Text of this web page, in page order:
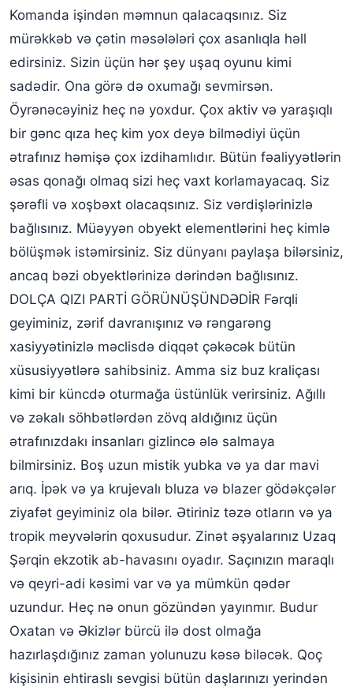
Komanda işindən məmnun qalacaqsınız. Siz
mürəkkəb və çətin məsələləri çox asanlıqla həll
edirsiniz. Sizin üçün hər şey uşaq oyunu kimi
sadədir. Ona görə də oxumağı sevmirsən.
Öyrənəcəyiniz heç nə yoxdur. Çox aktiv və yaraşıqlı
bir gənc qıza heç kim yox deyə bilmədiyi üçün
ətrafınız həmişə çox izdihamlıdır. Bütün fəaliyyətlərin
əsas qonağı olmaq sizi heç vaxt korlamayacaq. Siz
şərəfli və xoşbəxt olacaqsınız. Siz vərdişlərinizlə
bağlısınız. Müəyyən obyekt elementlərini heç kimlə
bölüşmək istəmirsiniz. Siz dünyanı paylaşa bilərsiniz,
ancaq bəzi obyektlərinizə dərindən bağlısınız.
DOLÇA QIZI PARTİ GÖRÜNÜŞÜNDƏDİR Fərqli
geyiminiz, zərif davranışınız və rəngarəng
xasiyyətinizlə məclisdə diqqət çəkəcək bütün
xüsusiyyətlərə sahibsiniz. Amma siz buz kraliçası
kimi bir küncdə oturmağa üstünlük verirsiniz. Ağıllı
və zəkalı söhbətlərdən zövq aldığınız üçün
ətrafınızdakı insanları gizlincə ələ salmaya
bilmirsiniz. Boş uzun mistik yubka və ya dar mavi
arıq. İpək və ya krujevalı bluza və blazer gödəkçələr
ziyafət geyiminiz ola bilər. Ətiriniz təzə otların və ya
tropik meyvələrin qoxusudur. Zinət əşyalarınız Uzaq
Şərqin ekzotik ab-havasını oyadır. Saçınızın maraqlı
və qeyri-adi kəsimi var və ya mümkün qədər
uzundur. Heç nə onun gözündən yayınmır. Budur
Oxatan və Əkizlər bürcü ilə dost olmağa
hazırlaşdığınız zaman yolunuzu kəsə biləcək. Qoç
kişisinin ehtiraslı sevgisi bütün daşlarınızı yerindən